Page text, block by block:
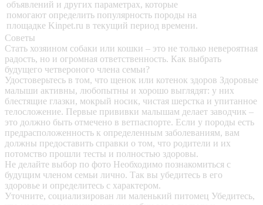
объявлений и других параметрах, которые
помогают определить популярность породы на
площадке Kinpet.ru в текущий период времени.
Советы
Стать хозяином собаки или кошки – это не только невероятная
радость, но и огромная ответственность. Как выбрать
будущего четвероного члена семьи?
Удостоверьтесь в том, что щенок или котенок здоров Здоровые
малыши активны, любопытны и хорошо выглядят: у них
блестящие глазки, мокрый носик, чистая шерстка и упитанное
телосложение. Первые прививки малышам делает заводчик –
это должно быть отмечено в ветпаспорте. Если у породы есть
предрасположенность к определенным заболеваниям, вам
должны предоставить справки о том, что родители и их
потомство прошли тесты и полностью здоровы.
Не делайте выбор по фото Необходимо познакомиться с
будущим членом семьи лично. Так вы убедитесь в его
здоровье и определитесь с характером.
Уточните, социализирован ли маленький питомец Убедитесь,